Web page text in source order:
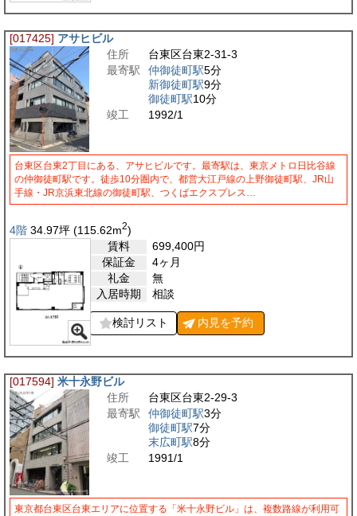
[017425] アサヒビル
住所
台東区台東2-31-3
最寄駅
仲御徒町駅5分
新御徒町駅9分
御徒町駅10分
竣工
1992/1
台東区台東2丁目にある、アサヒビルです。最寄駅は、東京メトロ日比谷線
の仲御徒町駅です。徒歩10分圏内で、都営大江戸線の上野御徒町駅、JR山
手線・JR京浜東北線の御徒町駅、つくばエクスプレス…
4階 34.97坪 (115.62m2)
賃料
699,400円
保証金
4ヶ月
礼金
無
入居時期
相談
検討リスト 内見を予約
[017594] 米十永野ビル
住所
台東区台東2-29-3
最寄駅
仲御徒町駅3分
御徒町駅7分
末広町駅8分
竣工
1991/1
東京都台東区台東エリアに位置する「米十永野ビル」は、複数路線が利用可